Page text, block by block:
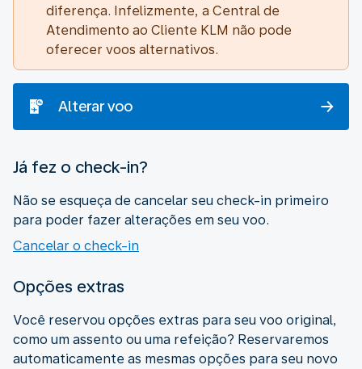
diferença. Infelizmente, a Central de
Atendimento ao Cliente KLM não pode
oferecer voos alternativos.
Alterar voo
Já fez o check-in?
Não se esqueça de cancelar seu check-in primeiro
para poder fazer alterações em seu voo.
Cancelar o check-in
Opções extras
Você reservou opções extras para seu voo original,
como um assento ou uma refeição? Reservaremos
automaticamente as mesmas opções para seu novo